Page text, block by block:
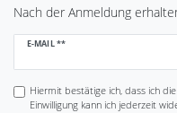
Nach der Anmeldung
E-MAIL **
Newsletter
Hiermit bestätige ich, dass ich die
Einwilligung kann ich jederzeit